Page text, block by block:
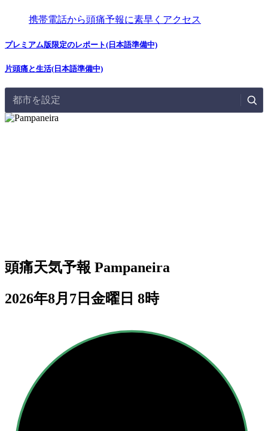
携帯電話から頭痛予報に素早くアクセス
プレミアム版限定のレポート(日本語準備中)
片頭痛と生活(日本語準備中)
都市を設定
頭痛天気予報 Pampaneira
2026年8月7日金曜日 8時